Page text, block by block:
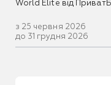
World Elite від
з 25 червня 2026
до 31 грудня 2026